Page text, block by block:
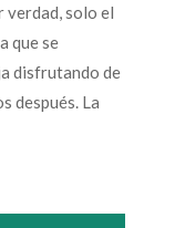
verdad, solo el
que se
disfrutando de
después. La